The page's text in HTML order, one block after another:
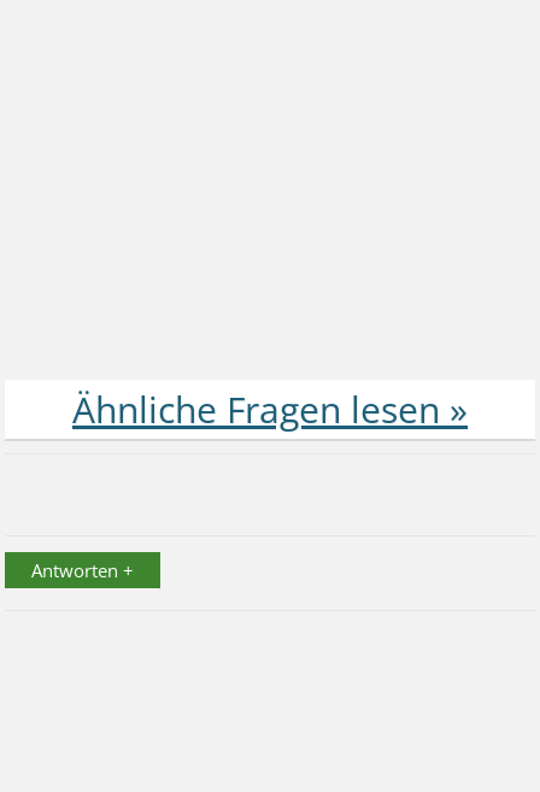
Antworten +